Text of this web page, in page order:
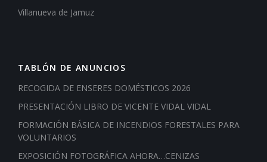
Villanueva de Jamuz
TABLÓN DE ANUNCIOS
RECOGIDA DE ENSERES DOMÉSTICOS 2026
PRESENTACIÓN LIBRO DE VICENTE VIDAL VIDAL
FORMACIÓN BÁSICA DE INCENDIOS FORESTALES PARA
VOLUNTARIOS
EXPOSICIÓN FOTOGRÁFICA AHORA…CENIZAS